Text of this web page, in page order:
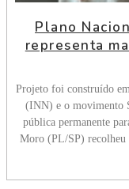
Plano
representa
Projeto foi construído
(INN) e o movimento
pública permanente
Moro (PL/SP) recolheu